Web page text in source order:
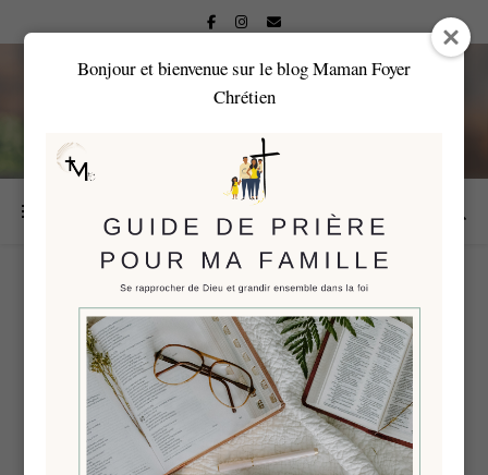
NOURRIR L’ÂME
MATERNELLE
Bonjour et bienvenue sur le blog Maman Foyer
Chrétien